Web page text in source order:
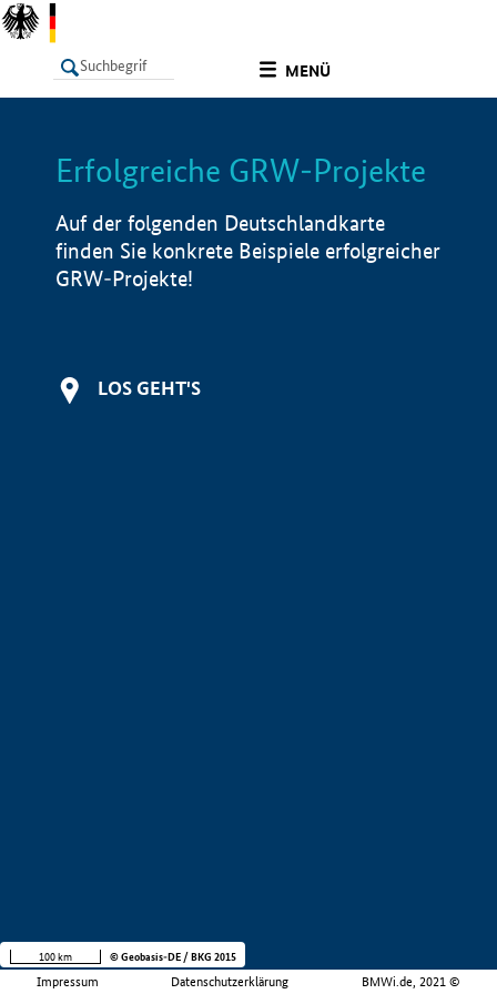
MENÜ
LISTE Info
Erfolgreiche GRW-Projekte
Auf der folgenden Deutschlandkarte
finden Sie konkrete Beispiele erfolgreicher
GRW-Projekte!
LOS GEHT'S
Impressum Datenschutzerklärung BMWi.de, 2021 ©
100 km © Geobasis-DE / BKG 2015